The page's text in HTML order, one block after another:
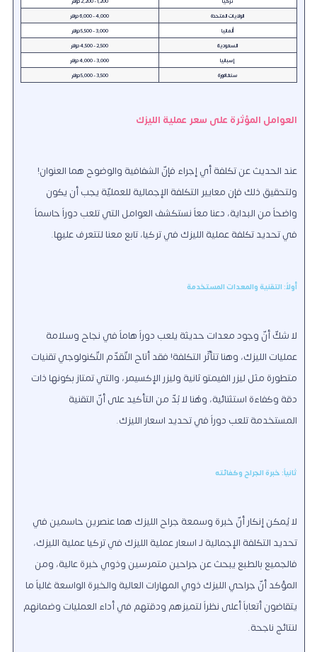
الولايات المتحدة
4,000 - 6,000 دولار
ألمانيا
3,000 - 5,500 دولار
السعودية
2,500 - 4,500 دولار
إسبانيا
3,000 - 4,000 دولار
سنغافورة
3,500 - 5,000 دولار
العوامل المؤثرة على سعر عملية الليزك
عند الحديث عن تكلفة أي إجراء فإنّ الشفافية والوضوح هما العنوان!
ولتحقيق ذلك فإن معايير التكلفة الإجمالية للعمليّة يجب أن يكون
واضحاً من البداية، دعنا معاً نستكشف العوامل التي تلعب دوراً حاسماً
في تحديد تكلفة عملية الليزك في تركيا، تابع معنا لتتعرف عليها.
أولاً: التقنية والمعدات المستخدمة
لا شكّ أنّ وجود معدات حديثة يلعب دوراً هاماً في نجاح وسلامة
عمليات الليزك، وهنا تتأثّر التكلفة! فقد أتاح التّقدّم التّكنولوجي تقنيات
متطورة مثل ليزر الفيمتو ثانية وليزر الإكسيمر، والتي تمتاز بكونها ذات
دقة وكفاءة استثنائية، وهُنا لا بُدّ من التأكيد على أنّ التقنية
المستخدمة تلعب دوراً في تحديد اسعار الليزك.
ثانياً: خبرة الجراح وكفائته
لا يُمكن إنكار أنّ خبرة وسمعة جراح الليزك هما عنصرين حاسمين في
تحديد التكلفة الإجمالية لـاسعار عملية الليزك في تركياعملية الليزك،
فالجميع بالطبع يبحث عن جراحين متمرسين وذوي خبرة عالية، ومن
المؤكد أنّ جراحي الليزك ذوي المهارات العالية والخبرة الواسعة غالباً ما
يتقاضون أتعاباً أعلى نظراً لتميزهم ودقتهم في أداء العمليات وضمانهم
لنتائج ناجحة.